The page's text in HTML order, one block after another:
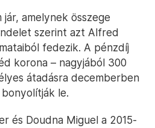
amelynek összege
szerint azt Alfred
fedezik. A pénzdíj
korona – nagyjából 300
átadásra decemberben
le.
és Doudna Miguel a 2015-